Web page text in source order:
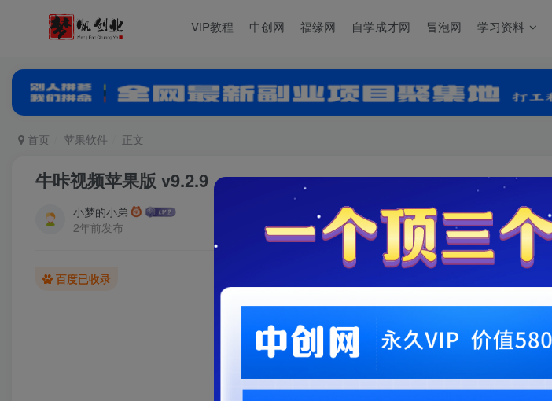
VIP教程 中创网 福缘网 自学成才网 冒泡网 学习资料
首页 苹果软件 正文
牛咔视频苹果版 v9.2.9
小梦的小弟
2年前发布
百度已收录